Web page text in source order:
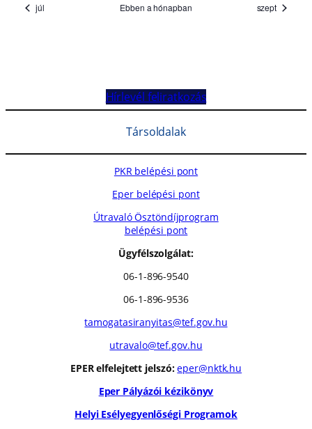
Hírlevél feliratkozás
Társoldalak
PKR belépési pont
Eper belépési pont
Útravaló Ösztöndíjprogram
belépési pont
Ügyfélszolgálat:
06-1-896-9540
06-1-896-9536
tamogatasiranyitas@tef.gov.hu
utravalo@tef.gov.hu
EPER elfelejtett jelszó: eper@nktk.hu
Eper Pályázói kézikönyv
Helyi Esélyegyenlőségi Programok